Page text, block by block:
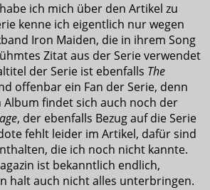
ich mich über den Artikel zu
kenne ich eigentlich nur wegen
Iron Maiden, die in ihrem Song
Zitat aus der Serie verwendet
der Serie ist ebenfalls The
offenbar ein Fan der Serie, denn
findet sich auch noch der
, der ebenfalls Bezug auf die Serie
fehlt leider im Artikel, dafür sind
die ich noch nicht kannte.
ist bekanntlich endlich,
halt auch nicht alles unterbringen.